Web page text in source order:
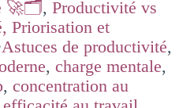
🚀🗂️, Productivité vs
Priorisation et
Astuces de productivité,
, charge mentale,
, concentration au